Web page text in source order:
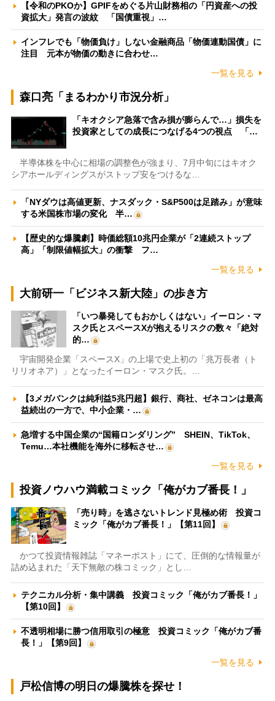
【令和のPKOか】GPIFをめぐる片山財務相の「円資産への投
資拡大」発言の波紋 「国債重視」…
インフレでも「物価負け」しない金融商品「物価連動国債」に
注目 元本が物価の動きに合わせ…
一覧を見る
森口亮「まるわかり市況分析」
「キオクシア急落で含み損が膨らんで…」損失を
投資家としての成長につなげる4つの視点 「…
半導体株を中心に相場の調整色が強まり、7月中旬にはキオク
シアホールディングスがストップ安をつけるな…
「NYダウは高値更新、ナスダック・S&P500は足踏み」が意味
する米国株市場の変化 半…
【歴史的な爆騰劇】時価総額10兆円企業が「2連続ストップ
高」「制限値幅拡大」の衝撃 フ…
一覧を見る
大前研一「ビジネス新大陸」の歩き方
「いつ暴発してもおかしくはない」イーロン・マ
スク氏とスペースXが抱えるリスクの数々「絶対
的…
宇宙開発企業「スペースX」の上場で史上初の「兆万長者（ト
リリオネア）」となったイーロン・マスク氏。…
【3メガバンクは純利益5兆円超】銀行、商社、ゼネコンは最高
益続出の一方で、中小企業・…
急増する中国企業の“国籍ロンダリング” SHEIN、TikTok、
Temu…本社機能を海外に移転させ…
一覧を見る
投資ノウハウ満載コミック「俺がカブ番長！」
「売り時」を逃さないトレンド見極め術 投資コ
ミック「俺がカブ番長！」【第11回】
かつて投資情報雑誌「マネーポスト」にて、圧倒的な情報量が
詰め込まれた「天下無敵の株コミック」とし…
テクニカル分析・集中講義 投資コミック「俺がカブ番長！」
【第10回】
不透明相場に勝つ信用取引の極意 投資コミック「俺がカブ番
長！」【第9回】
一覧を見る
戸松信博の明日の爆騰株を探せ！